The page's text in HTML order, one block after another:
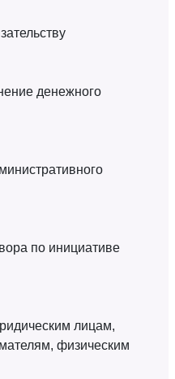
денежного
по инициативе
лицам,
физическим